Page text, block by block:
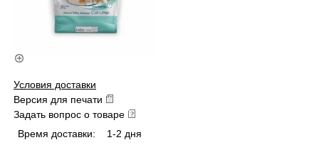
Условия доставки
Версия для печати
Задать вопрос о товаре
Время доставки:
1-2 дня